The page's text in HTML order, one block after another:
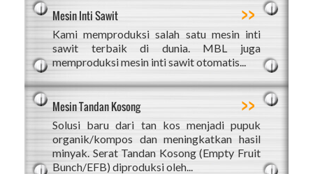
Mesin Inti Sawit >>
Kami memproduksi salah satu mesin inti
sawit terbaik di dunia. MBL juga
memproduksi mesin inti sawit otomatis...
Mesin Tandan Kosong >>
Solusi baru dari tan kos menjadi pupuk
organik/kompos dan meningkatkan hasil
minyak. Serat Tandan Kosong (Empty Fruit
Bunch/EFB) diproduksi oleh...